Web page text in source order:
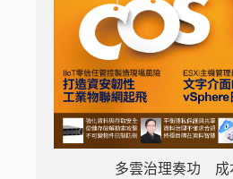
多雲治理奏功 成